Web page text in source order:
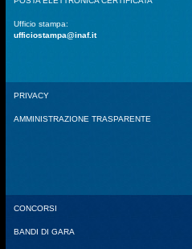
Ufficio stampa:
ufficiostampa@inaf.it
PRIVACY
AMMINISTRAZIONE TRASPARENTE
CONCORSI
BANDI DI GARA